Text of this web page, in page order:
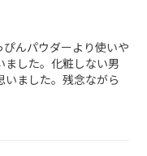
んパウダーより使いや
した。化粧しない男
ました。残念ながら